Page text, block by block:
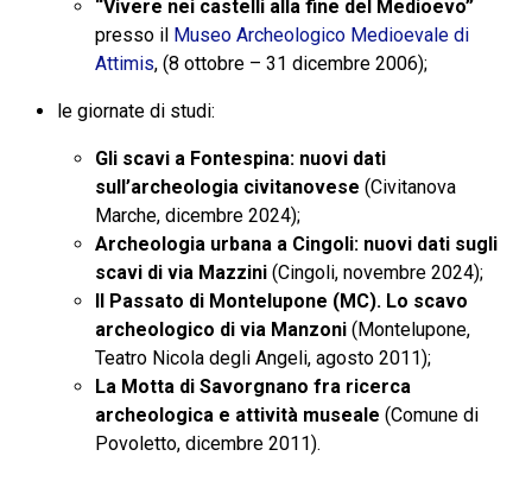
“Vivere nei castelli alla fine del Medioevo”
presso il Museo Archeologico Medioevale di
Attimis, (8 ottobre – 31 dicembre 2006);
le giornate di studi:
Gli scavi a Fontespina: nuovi dati
sull’archeologia civitanovese (Civitanova
Marche, dicembre 2024);
Archeologia urbana a Cingoli: nuovi dati sugli
scavi di via Mazzini (Cingoli, novembre 2024);
Il Passato di Montelupone (MC). Lo scavo
archeologico di via Manzoni (Montelupone,
Teatro Nicola degli Angeli, agosto 2011);
La Motta di Savorgnano fra ricerca
archeologica e attività museale (Comune di
Povoletto, dicembre 2011).